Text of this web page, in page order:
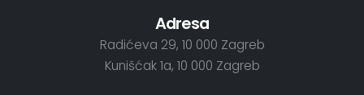
Adresa
Radićeva 29, 10 000 Zagreb
Kunišćak 1a, 10 000 Zagreb